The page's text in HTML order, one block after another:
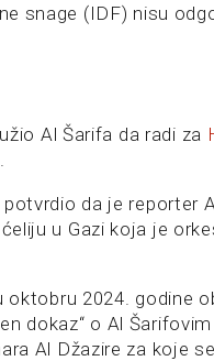
snage (IDF) nisu
Al Šarifa da radi za
da je reporter
u Gazi koja je
oktobru 2024. godine
dokaz“ o Al
Al Džazire za koje